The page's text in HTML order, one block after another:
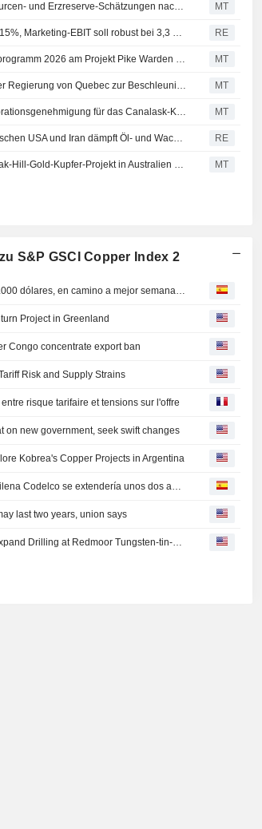
Aeris Resources erhöht Mineralressourcen- und Erzreserve-Schätzungen nach Übernahme zweier Lagerstätten; Aktie legt um 3% zu MT
Glencores Kupferförderung steigt um 15%, Marketing-EBIT soll robust bei 3,3 Mrd. USD liegen RE
Transition Metals startet Explorationsprogramm 2026 am Projekt Pike Warden in Yukon MT
Troilus Mining erhält Unterstützung der Regierung von Quebec zur Beschleunigung der Genehmigungen MT
GT Resources erhält 10-Jahres-Explorationsgenehmigung für das Canalask-Kupfer-Nickel-Projekt MT
Kupferpreise steigen: Waffenruhe zwischen USA und Iran dämpft Öl- und Wachstumsängste RE
Forgent will zweite Bohrphase am Peak-Hill-Gold-Kupfer-Projekt in Australien starten MT
S&P GSCI Copper Index 2
Cobre se mantiene por encima de 14.000 dólares, en camino a mejor semana desde mayo
Project in Greenland
Congo concentrate export ban
Risk and Supply Strains
risque tarifaire et tensions sur l'offre
new government, seek swift changes
Kobrea's Copper Projects in Argentina
Detención de proyecto en mina de chilena Codelco se extendería unos dos años: líder sindical
last two years, union says
Strategic Minerals Unit Approved to Expand Drilling at Redmoor Tungsten-tin-copper Project in UK